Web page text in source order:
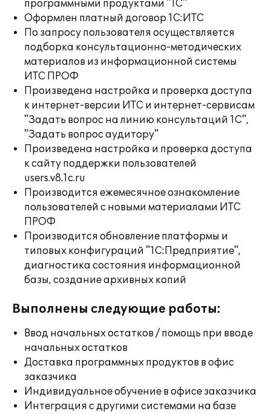
программными продуктами "1С"
Оформлен платный договор 1С:ИТС
По запросу пользователя осуществляется
подборка консультационно-методических
материалов из информационной системы
ИТС ПРОФ
Произведена настройка и проверка доступа
к интернет-версии ИТС и интернет-сервисам
"Задать вопрос на линию консультаций 1С",
"Задать вопрос аудитору"
Произведена настройка и проверка доступа
к сайту поддержки пользователей
users.v8.1c.ru
Производится ежемесячное ознакомление
пользователей с новыми материалами ИТС
ПРОФ
Производится обновление платформы и
типовых конфигураций "1С:Предприятие",
диагностика состояния информационной
базы, создание архивных копий
Выполнены следующие работы:
Ввод начальных остатков / помощь при вводе
начальных остатков
Доставка программных продуктов в офис
заказчика
Индивидуальное обучение в офисе заказчика
Интеграция с другими системами на базе